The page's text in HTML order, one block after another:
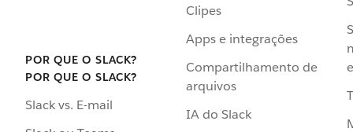
POR QUE O SLACK?
POR QUE O SLACK?
Slack vs. E-mail
Clipes
Apps e integrações
Compartilhamento de
arquivos
IA do Slack